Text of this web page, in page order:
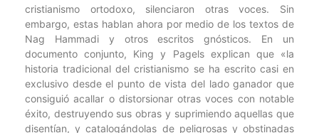
cristianismo ortodoxo, silenciaron otras voces. Sin
embargo, estas hablan ahora por medio de los textos de
Nag Hammadi y otros escritos gnósticos. En un
documento conjunto, King y Pagels explican que «la
historia tradicional del cristianismo se ha escrito casi en
exclusivo desde el punto de vista del lado ganador que
consiguió acallar o distorsionar otras voces con notable
éxito, destruyendo sus obras y suprimiendo aquellas que
disentían, y catalogándolas de peligrosas y obstinadas